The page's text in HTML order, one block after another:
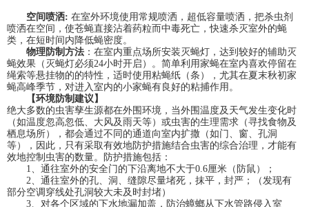
空间喷洒: 在室外环境使用常规喷洒，超低容量喷洒，把杀虫剂
喷洒在空间，使苍蝇直接沾着药粒而中毒死亡，快速杀灭室外的蝇
类，在短时间内降低蝇密度。
物理防制方法 ：在室内重点场所安装灭蝇灯，达到较好的辅助灭
蝇效果（灭蝇灯必须24小时开启）。简单利用家蝇在室内喜欢停留在
绳索等悬挂物的的特性，适时使用粘蝇纸（条），尤其在夏末秋初家
蝇高峰季节，对进入室内的小家蝇有良好的粘捕作用。
【环境防制建议】
绝大多数的虫害孳生源都在外围环境，当外围温度及天气发生变化时
（如温度忽高忽低、大风及雨天等）或虫害的生理需求（寻找食物及
栖息场所），都会通过不同的通道向室内扩撒（如门、窗、孔洞
等），因此，只有采取有效地防护措施结合虫害的综合治理，才能有
效地控制虫害的数量。防护措施包括：
1、通往室外的安全门的下沿离地不大于0.6厘米（防鼠）；
2、通往室外的孔、洞、缝隙尽量堵死，抹平，封严；（发现有
部分空调穿线处孔洞较大未及时封堵）
3、对各个区域的下水地漏加盖，防治蟑螂从下水管路侵入室